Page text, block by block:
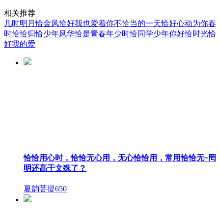
相关推荐
几时明月恰金风恰好我也爱着你不恰当的一天恰好心动为你春
时恰恰归恰少年风华恰是青春年少时恰同学少年你好恰时光恰
好我的爱
恰恰用心时，恰恰无心用，无心恰恰用，常用恰恰无~罔
明还高于文殊了？
夏韵菩提650